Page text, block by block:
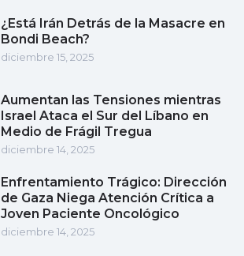
¿Está Irán Detrás de la Masacre en
Bondi Beach?
diciembre 15, 2025
Aumentan las Tensiones mientras
Israel Ataca el Sur del Líbano en
Medio de Frágil Tregua
diciembre 14, 2025
Enfrentamiento Trágico: Dirección
de Gaza Niega Atención Crítica a
Joven Paciente Oncológico
diciembre 14, 2025